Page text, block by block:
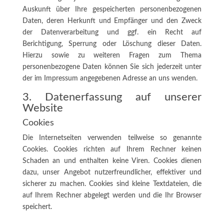
Auskunft über Ihre gespeicherten personenbezogenen
Daten, deren Herkunft und Empfänger und den Zweck
der Datenverarbeitung und ggf. ein Recht auf
Berichtigung, Sperrung oder Löschung dieser Daten.
Hierzu sowie zu weiteren Fragen zum Thema
personenbezogene Daten können Sie sich jederzeit unter
der im Impressum angegebenen Adresse an uns wenden.
3. Datenerfassung auf unserer
Website
Cookies
Die Internetseiten verwenden teilweise so genannte
Cookies. Cookies richten auf Ihrem Rechner keinen
Schaden an und enthalten keine Viren. Cookies dienen
dazu, unser Angebot nutzerfreundlicher, effektiver und
sicherer zu machen. Cookies sind kleine Textdateien, die
auf Ihrem Rechner abgelegt werden und die Ihr Browser
speichert.